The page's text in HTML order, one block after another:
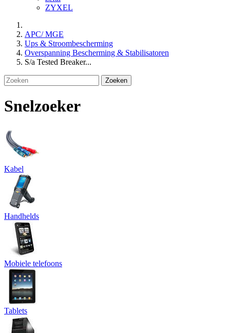
ZYXEL
APC/ MGE
Ups & Stroombescherming
Overspanning Bescherming & Stabilisatoren
S/a Tested Breaker...
Zoeken
Snelzoeker
Kabel
Handhelds
Mobiele telefoons
Tablets